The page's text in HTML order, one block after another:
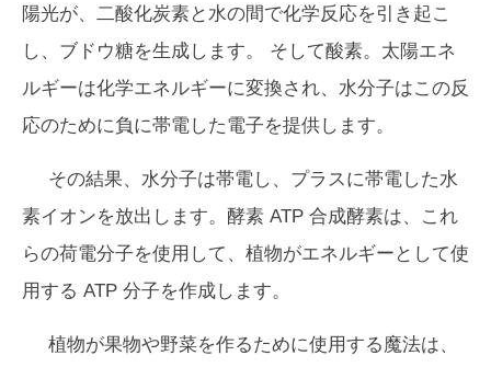
陽光が、二酸化炭素と水の間で化学反応を引き起こ
し、 ブドウ糖を生成します。 そして酸素。太陽エネ
ルギーは化学エネルギーに変換され、水分子はこの反
応のために負に帯電した電子を提供します。
その結果、水分子は帯電し、プラスに帯電した水
素イオンを放出します。酵素 ATP 合成酵素は、これ
らの荷電分子を使用して、植物がエネルギーとして使
用する ATP 分子を作成します。
植物が果物や野菜を作るために使用する魔法は、